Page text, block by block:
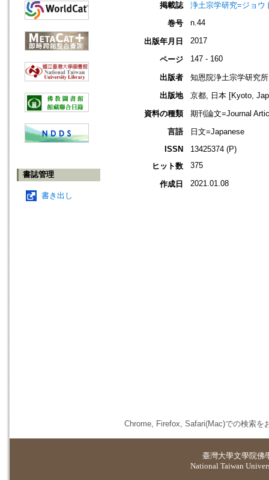
書誌管理
書き出し
掲載誌
浄土宗学研究=ジョウ
巻号
n.44
出版年月日 2017
ページ 147 - 160
出版者
知恩院浄土宗学研究所
出版地
京都, 日本 [Kyoto,
資料の種類
期刊論文=Journal
言語
日文=Japanese
ISSN
13425374 (P)
ヒット数
375
作成日 2021.01.08
Chrome, Firefox, Safari(Mac)での検索を
臺灣大學文學院佛
National Taiwan